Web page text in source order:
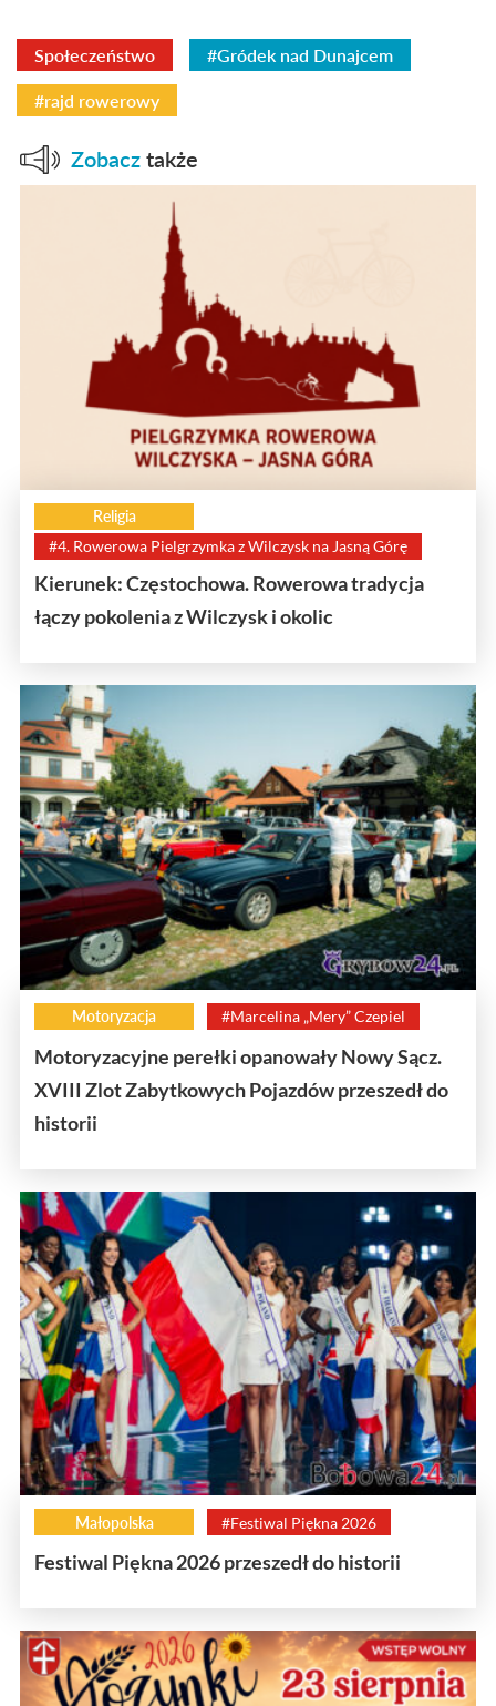
Społeczeństwo #Gródek nad Dunajcem
#rajd rowerowy
Zobacz także
Religia
#4. Rowerowa Pielgrzymka z Wilczysk na Jasną Górę
Kierunek: Częstochowa. Rowerowa tradycja
łączy pokolenia z Wilczysk i okolic
Motoryzacja #Marcelina „Mery” Czepiel
Motoryzacyjne perełki opanowały Nowy Sącz.
XVIII Zlot Zabytkowych Pojazdów przeszedł do
historii
Małopolska #Festiwal Piękna 2026
Festiwal Piękna 2026 przeszedł do historii